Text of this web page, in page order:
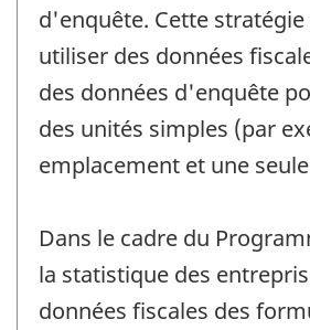
d'enquête. Cette stratégie
utiliser des données
des données d'enquête
des unités simples (par
emplacement et une
Dans le cadre du
la statistique des
données fiscales des